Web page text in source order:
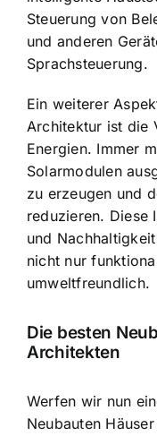
Steuerung von
und anderen
Sprachsteuerung.
Ein weiterer
Architektur ist die
Energien. Immer
Solarmodulen
zu erzeugen und
reduzieren. Diese
und
nicht nur
umweltfreundlich.
Die besten
Architekten
Werfen wir nun
Neubauten